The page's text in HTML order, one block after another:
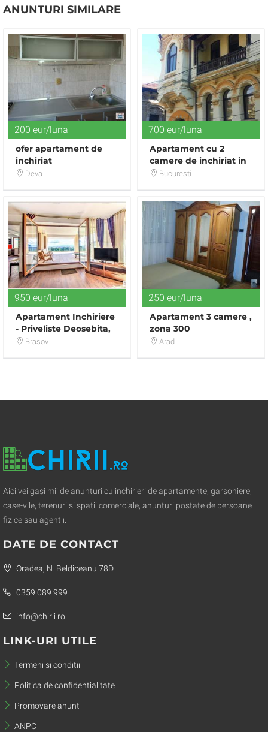
ANUNTURI SIMILARE
200 eur/luna
ofer apartament de
inchiriat
Deva
700 eur/luna
Apartament cu 2
camere de inchiriat in
zona P-ta Romana
Bucuresti
950 eur/luna
Apartament Inchiriere
- Priveliste Deosebita,
Dotari Premium
Brasov
250 eur/luna
Apartament 3 camere ,
zona 300
Arad
Aici vei gasi mii de anunturi cu inchirieri de apartamente, garsoniere,
case-vile, terenuri si spatii comerciale, anunturi postate de persoane
fizice sau agentii.
DATE DE CONTACT
Oradea, N. Beldiceanu 78D
0359 089 999
info@chirii.ro
LINK-URI UTILE
Termeni si conditii
Politica de confidentialitate
Promovare anunt
ANPC